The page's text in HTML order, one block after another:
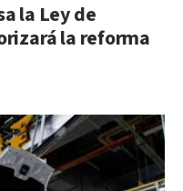
la Ley de
la reforma